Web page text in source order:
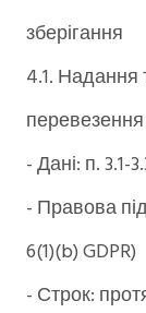
зберігання
4.1. Надання
перевезення
- Дані: п. 3.1-
- Правова
6(1)(b) GDPR)
- Строк: